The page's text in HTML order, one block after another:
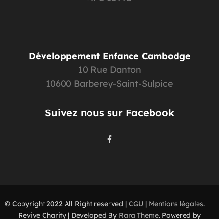
Développement Enfance Cambodge
10 Rue Danton
10600 Barberey-Saint-Sulpice
Suivez nous sur Facebook
© Copyright 2022 All Right reserved | CGU | Mentions légales.
Revive Charity | Developed By Rara Theme. Powered by